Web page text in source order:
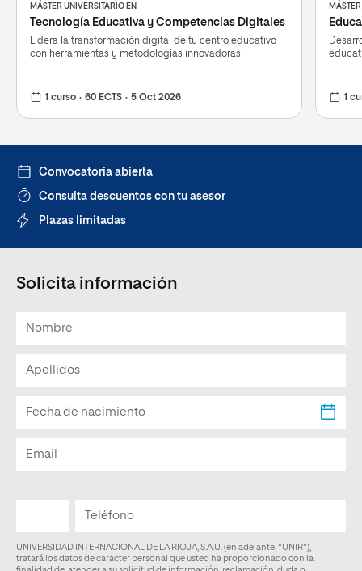
MÁSTER UNIVERSITARIO EN
Tecnología Educativa y Competencias Digitales
Lidera la transformación digital de tu centro educativo
con herramientas y metodologías innovadoras
1 curso 60 ECTS 5 Oct 2026 1
Convocatoria abierta
Consulta descuentos con tu asesor
Plazas limitadas
Solicita información